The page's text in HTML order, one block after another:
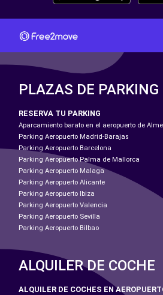
PLAZAS DE PARKING
RESERVA TU PARKING
Aparcamiento barato en el aeropuerto de
Parking Aeropuerto Madrid-Barajas
Parking Aeropuerto Barcelona
Parking Aeropuerto Palma de Mallorca
Parking Aeropuerto Malaga
Parking Aeropuerto Alicante
Parking Aeropuerto Ibiza
Parking Aeropuerto Valencia
Parking Aeropuerto Sevilla
Parking Aeropuerto Bilbao
ALQUILER DE COCHE
ALQUILER DE COCHES EN